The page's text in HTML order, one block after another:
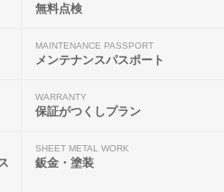
無料点検
MAINTENANCE PASSPORT
メンテナンスパスポート
WARRANTY
保証がつくしプラン
SHEET METAL WORK
鈑金・塗装